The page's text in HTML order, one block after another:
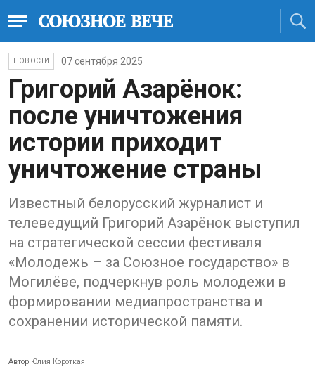
НОВОСТИ 07 сентября 2025
Григорий Азарёнок:
после уничтожения
истории приходит
уничтожение страны
Известный белорусский журналист и
телеведущий Григорий Азарёнок выступил
на стратегической сессии фестиваля
«Молодежь – за Союзное государство» в
Могилёве, подчеркнув роль молодежи в
формировании медиапространства и
сохранении исторической памяти.
Автор Юлия Короткая